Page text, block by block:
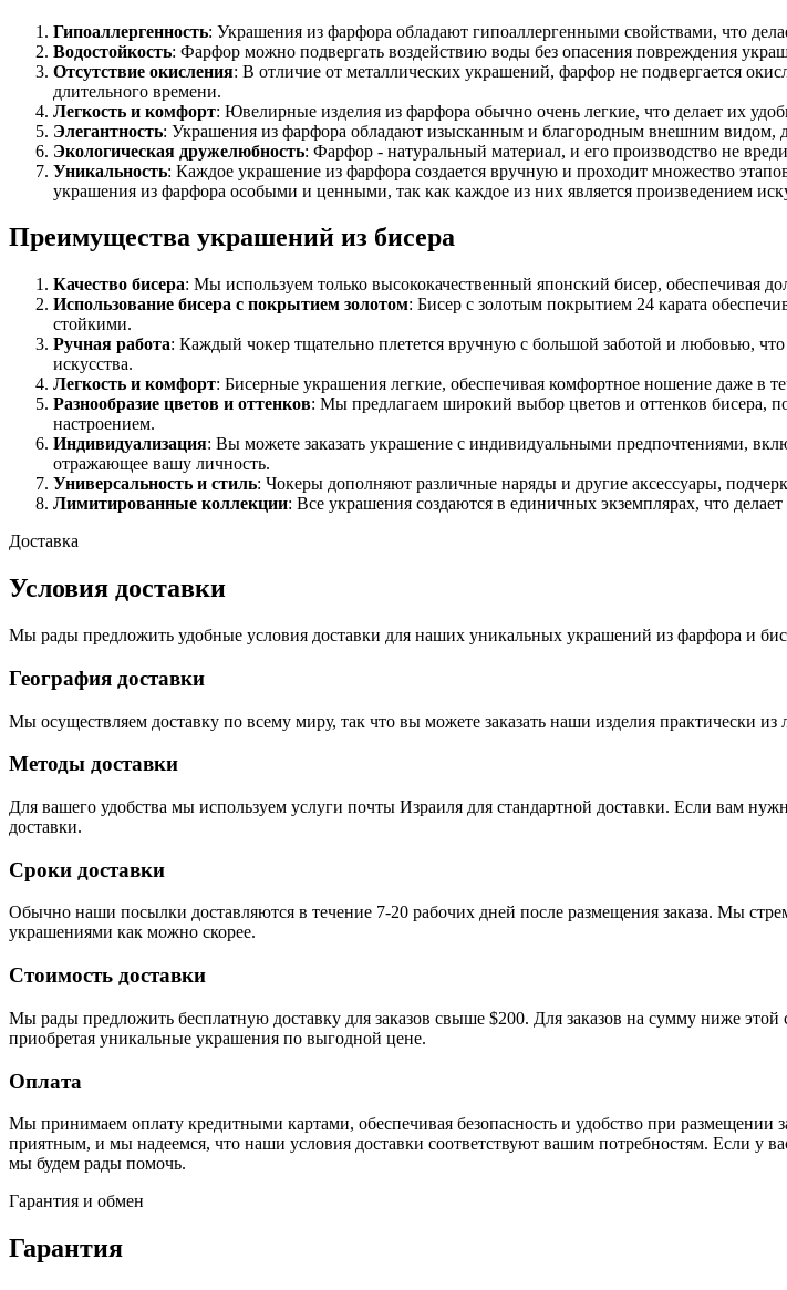
Гипоаллергенность: Украшения из фарфора обладают гипоаллергенными свойствами, что
Водостойкость: Фарфор можно подвергать воздействию воды без опасения повреждения
Отсутствие окисления: В отличие от металлических украшений, фарфор не подвергается
длительного времени.
Легкость и комфорт: Ювелирные изделия из фарфора обычно очень легкие, что делает их
Элегантность: Украшения из фарфора обладают изысканным и благородным внешним видом,
Экологическая дружелюбность: Фарфор - натуральный материал, и его производство не
Уникальность: Каждое украшение из фарфора создается вручную и проходит множество
украшения из фарфора особыми и ценными, так как каждое из них является произведением
Преимущества украшений из бисера
Качество бисера: Мы используем только высококачественный японский бисер, обеспечивая
Использование бисера с покрытием золотом: Бисер с золотым покрытием 24 карата
стойкими.
Ручная работа: Каждый чокер тщательно плетется вручную с большой заботой и любовью,
искусства.
Легкость и комфорт: Бисерные украшения легкие, обеспечивая комфортное ношение даже в
Разнообразие цветов и оттенков: Мы предлагаем широкий выбор цветов и оттенков бисера,
настроением.
Индивидуализация: Вы можете заказать украшение с индивидуальными предпочтениями,
отражающее вашу личность.
Универсальность и стиль: Чокеры дополняют различные наряды и другие аксессуары,
Лимитированные коллекции: Все украшения создаются в единичных экземплярах, что
Доставка
Условия доставки
Мы рады предложить удобные условия доставки для наших уникальных украшений из фарфора и
География доставки
Мы осуществляем доставку по всему миру, так что вы можете заказать наши изделия практически
Методы доставки
Для вашего удобства мы используем услуги почты Израиля для стандартной доставки. Если вам
доставки.
Сроки доставки
Обычно наши посылки доставляются в течение 7-20 рабочих дней после размещения заказа. Мы
украшениями как можно скорее.
Стоимость доставки
Мы рады предложить бесплатную доставку для заказов свыше $200. Для заказов на сумму ниже
приобретая уникальные украшения по выгодной цене.
Оплата
Мы принимаем оплату кредитными картами, обеспечивая безопасность и удобство при размещении
приятным, и мы надеемся, что наши условия доставки соответствуют вашим потребностям. Если у
мы будем рады помочь.
Гарантия и обмен
Гарантия